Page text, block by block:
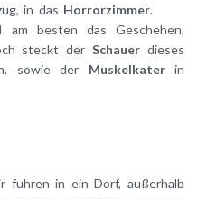
in das Horrorzimmer.
am besten das Geschehen,
steckt derSchauer dieses
sowie der Muskelkaterin
fuhren in ein Dorf, außerhalb